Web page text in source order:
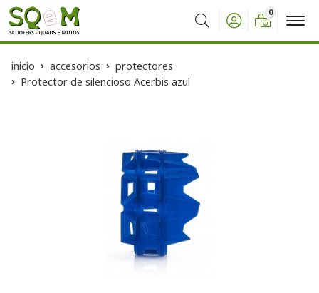
Buscar
0
inicio accesorios
protectores
Protector de silencioso Acerbis azul